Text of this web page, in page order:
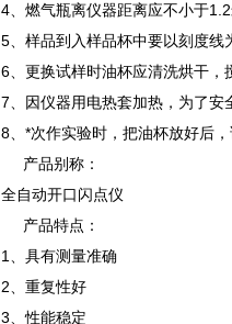
4、燃气瓶离仪器距离应不小于1.2
5、样品到入样品杯中要以刻度线
6、更换试样时油杯应清洗烘干，
7、因仪器用电热套加热，为了安
8、*次作实验时，把油杯放好后
产品别称：
全自动开口闪点仪
产品特点：
1、具有测量准确
2、重复性好
3、性能稳定